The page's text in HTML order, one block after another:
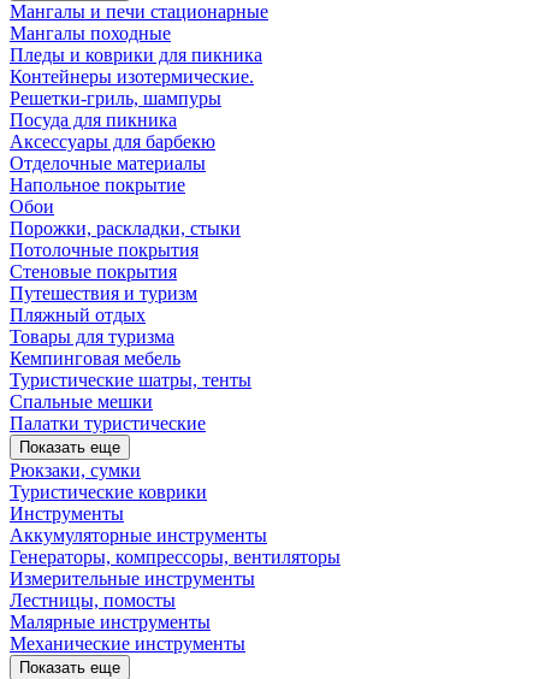
Мангалы и печи стационарные
Мангалы походные
Пледы и коврики для пикника
Контейнеры изотермические.
Решетки-гриль, шампуры
Посуда для пикника
Аксессуары для барбекю
Отделочные материалы
Напольное покрытие
Обои
Порожки, раскладки, стыки
Потолочные покрытия
Стеновые покрытия
Путешествия и туризм
Пляжный отдых
Товары для туризма
Кемпинговая мебель
Туристические шатры, тенты
Спальные мешки
Палатки туристические
Показать еще
Рюкзаки, сумки
Туристические коврики
Инструменты
Аккумуляторные инструменты
Генераторы, компрессоры, вентиляторы
Измерительные инструменты
Лестницы, помосты
Малярные инструменты
Механические инструменты
Показать еще